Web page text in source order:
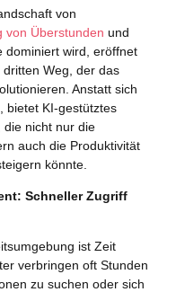
von
von Überstunden und
dominiert wird, eröffnet
Weg, der das
Anstatt sich
bietet KI-gestütztes
die nicht nur die
auch die Produktivität
könnte.
Schneller Zugriff
ist Zeit
verbringen oft Stunden
zu suchen oder sich